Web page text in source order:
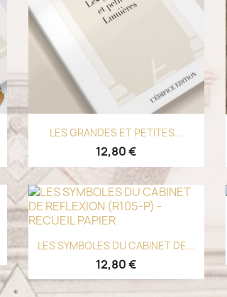
Aperçu rapide
LES GRANDES ET PETITES...
12,80 €
Aperçu rapide
LES SYMBOLES DU CABINET DE...
12,80 €